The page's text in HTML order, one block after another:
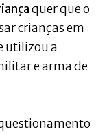
quer que o
crianças em
utilizou a
e arma de